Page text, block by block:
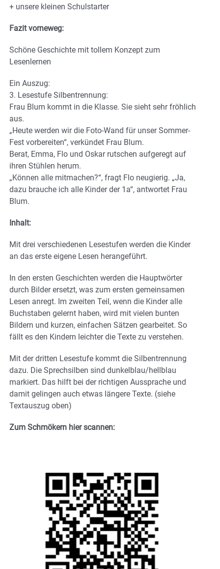
+ unsere kleinen Schulstarter
Fazit vorneweg:
Schöne Geschichte mit tollem Konzept zum
Lesenlernen
Ein Auszug:
3. Lesestufe Silbentrennung:
Frau Blum kommt in die Klasse. Sie sieht sehr fröhlich
aus.
„Heute werden wir die Foto-Wand für unser Sommer-
Fest vorbereiten“, verkündet Frau Blum.
Berat, Emma, Flo und Oskar rutschen aufgeregt auf
ihren Stühlen herum.
„Können alle mitmachen?“, fragt Flo neugierig. „Ja,
dazu brauche ich alle Kinder der 1a“, antwortet Frau
Blum.
Inhalt:
Mit drei verschiedenen Lesestufen werden die Kinder
an das erste eigene Lesen herangeführt.
In den ersten Geschichten werden die Hauptwörter
durch Bilder ersetzt, was zum ersten gemeinsamen
Lesen anregt. Im zweiten Teil, wenn die Kinder alle
Buchstaben gelernt haben, wird mit vielen bunten
Bildern und kurzen, einfachen Sätzen gearbeitet. So
fällt es den Kindern leichter die Texte zu verstehen.
Mit der dritten Lesestufe kommt die Silbentrennung
dazu. Die Sprechsilben sind dunkelblau/hellblau
markiert. Das hilft bei der richtigen Aussprache und
damit gelingen auch etwas längere Texte. (siehe
Textauszug oben)
Zum Schmökern hier scannen: